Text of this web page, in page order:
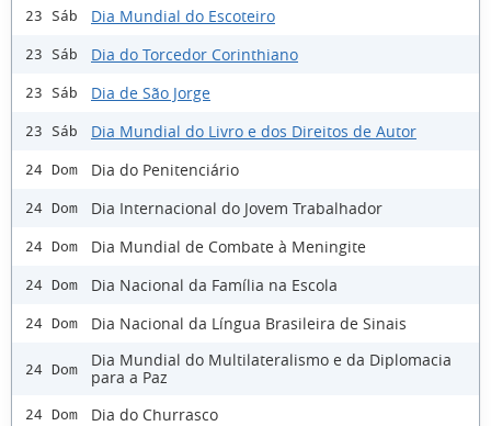
23 Sáb Dia Mundial do Escoteiro
23 Sáb Dia do Torcedor Corinthiano
23 Sáb Dia de São Jorge
23 Sáb Dia Mundial do Livro e dos Direitos de Autor
24 Dom Dia do Penitenciário
24 Dom Dia Internacional do Jovem Trabalhador
24 Dom Dia Mundial de Combate à Meningite
24 Dom Dia Nacional da Família na Escola
24 Dom Dia Nacional da Língua Brasileira de Sinais
24 Dom
Dia Mundial do Multilateralismo e da Diplomacia
para a Paz
24 Dom Dia do Churrasco